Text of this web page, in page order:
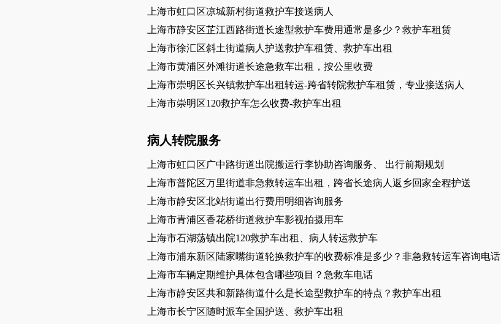
上海市虹口区凉城新村街道救护车接送病人
上海市静安区芷江西路街道长途型救护车费用通常是多少？救护车租赁
上海市徐汇区斜土街道病人护送救护车租赁、救护车出租
上海市黄浦区外滩街道长途急救车出租，按公里收费
上海市崇明区长兴镇救护车出租转运-跨省转院救护车租赁，专业接送病人
上海市崇明区120救护车怎么收费-救护车出租
病人转院服务
上海市虹口区广中路街道出院搬运行李协助咨询服务、 出行前期规划
上海市普陀区万里街道非急救转运车出租，跨省长途病人返乡回家全程护送
上海市静安区北站街道出行费用明细咨询服务
上海市青浦区香花桥街道救护车影视拍摄用车
上海市石湖荡镇出院120救护车出租​、病人转运救护车
上海市浦东新区陆家嘴街道轮换救护车的收费标准是多少？非急救转运车咨询电话
上海市车辆定期维护具体包含哪些项目？急救车电话
上海市静安区共和新路街道什么是长途型救护车的特点？救护车出租
上海市长宁区随时派车全国护送、救护车出租